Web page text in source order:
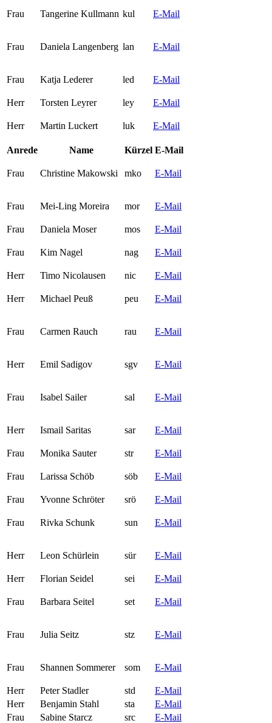
Frau Tangerine Kullmann kul E-Mail
Frau Daniela Langenberg lan E-Mail
Frau Katja Lederer led E-Mail
Herr Torsten Leyrer ley E-Mail
Herr Martin Luckert luk E-Mail
Anrede Name Kürzel E-Mail
Frau Christine Makowski mko E-Mail
Frau Mei-Ling Moreira mor E-Mail
Frau Daniela Moser mos E-Mail
Frau Kim Nagel nag E-Mail
Herr Timo Nicolausen nic E-Mail
Herr Michael Peuß peu E-Mail
Frau Carmen Rauch rau E-Mail
Herr Emil Sadigov sgv E-Mail
Frau Isabel Sailer sal E-Mail
Herr Ismail Saritas sar E-Mail
Frau Monika Sauter str E-Mail
Frau Larissa Schöb söb E-Mail
Frau Yvonne Schröter srö E-Mail
Frau Rivka Schunk sun E-Mail
Herr Leon Schürlein sür E-Mail
Herr Florian Seidel sei E-Mail
Frau Barbara Seitel set E-Mail
Frau Julia Seitz stz E-Mail
Frau Shannen Sommerer som E-Mail
Herr Peter Stadler std
E-Mail
Herr
Benjamin Stahl sta
E-Mail
Frau
Sabine Starcz src
E-Mail